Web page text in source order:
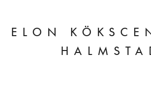
ELON